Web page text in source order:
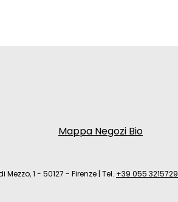
Mappa Negozi Bio
Mezzo, 1 - 50127 - Firenze | Tel. +39 055 3215729